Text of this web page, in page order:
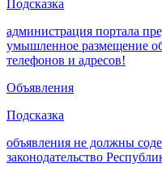
Подсказка
администрация портала
умышленное размещение
телефонов и адресов!
Объявления
Подсказка
объявления не должны
законодательство